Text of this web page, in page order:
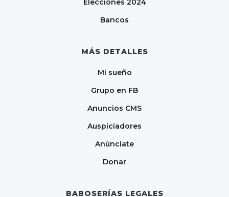
Bancos
MÁS DETALLES
Mi sueño
Grupo en FB
Anuncios CMS
Auspiciadores
Anúnciate
Donar
BABOSERÍAS LEGALES